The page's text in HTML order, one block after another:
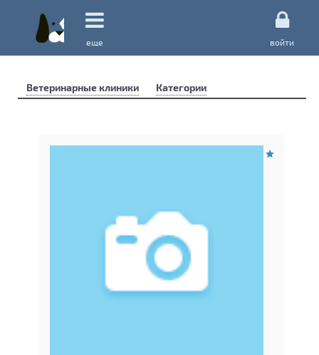
еще войти
Ветеринарные клиники Категории